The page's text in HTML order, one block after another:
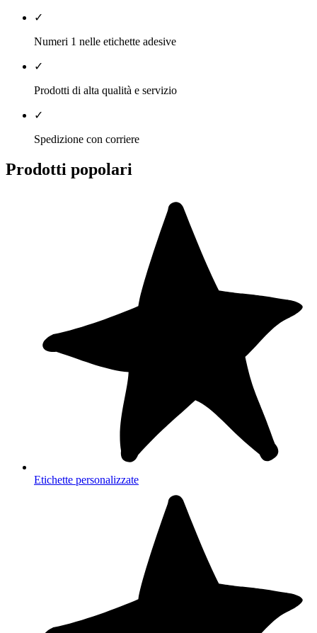
✓
Numeri 1 nelle etichette adesive
✓
Prodotti di alta qualità e servizio
✓
Spedizione con corriere
Prodotti popolari
Etichette personalizzate